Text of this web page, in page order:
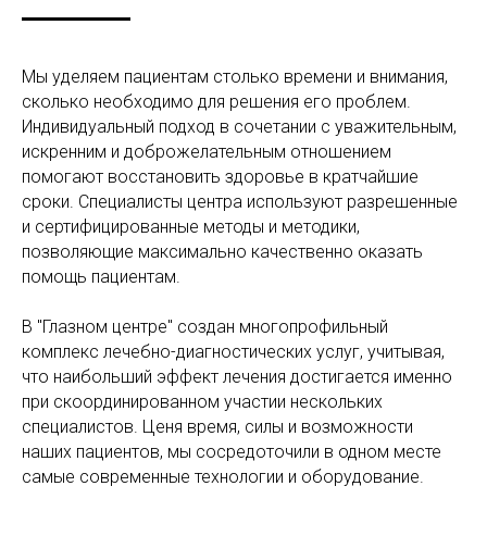
Мы уделяем пациентам столько времени и внимания,
сколько необходимо для решения его проблем.
Индивидуальный подход в сочетании с уважительным,
искренним и доброжелательным отношением
помогают восстановить здоровье в кратчайшие
сроки. Специалисты центра используют разрешенные
и сертифицированные методы и методики,
позволяющие максимально качественно оказать
помощь пациентам.
В "Глазном центре" создан многопрофильный
комплекс лечебно-диагностических услуг, учитывая,
что наибольший эффект лечения достигается именно
при скоординированном участии нескольких
специалистов. Ценя время, силы и возможности
наших пациентов, мы сосредоточили в одном месте
самые современные технологии и оборудование.